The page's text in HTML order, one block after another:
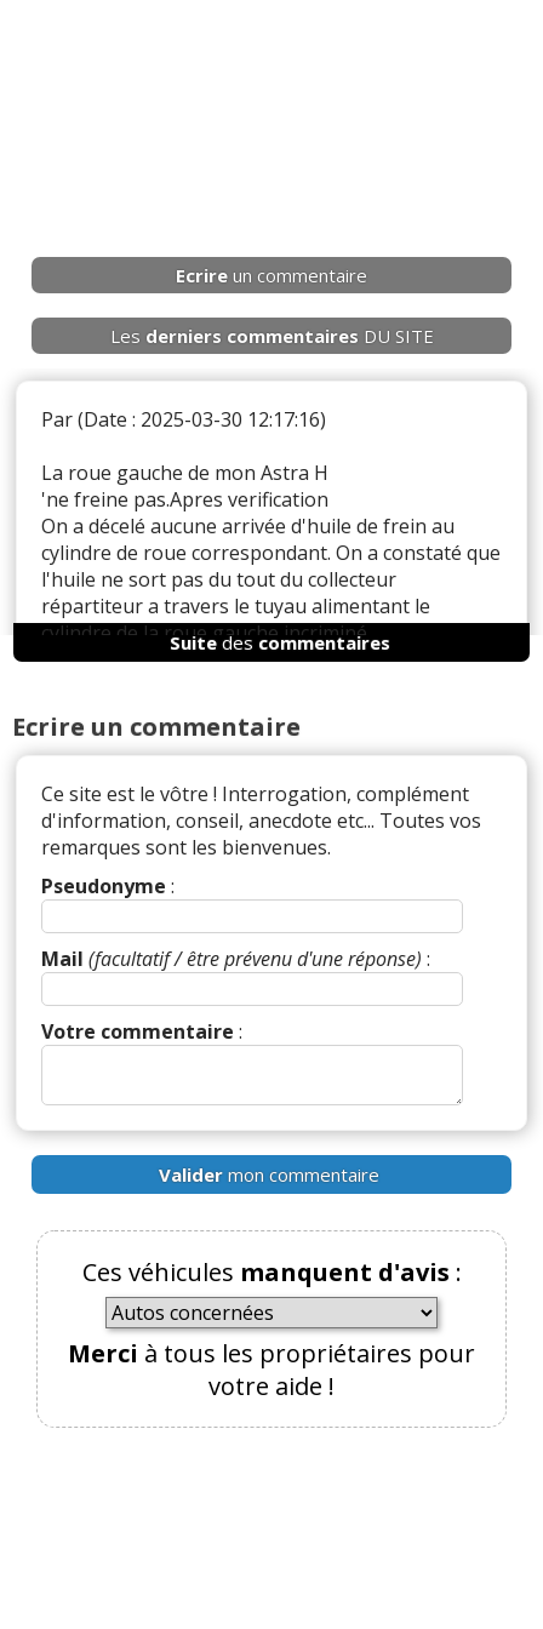
Ecrire un commentaire
Les derniers commentaires DU SITE
Par(Date : 2025-03-30 12:17:16)
La roue gauche de mon Astra H
'ne freine pas.Apres verification
On a décelé aucune arrivée d'huile de frein au
cylindre de roue correspondant. On a constaté que
l'huile ne sort pas du tout du collecteur
répartiteur a travers le tuyau alimentant le
cylindre de la roue gauche incriminé
Il y a1réaction(s) sur ce commentaire :
ParAdmin
ADMINISTRATEUR DU SITE
(2025-04-01 17:14:22) : Donc boîtier ABS HS ?
D'abord une bonne purge pour être certain.
A dénoncer sur la fiche fiabilité de votre Astra, et
ainsi voir si c'est un problème courant.
(Votre post sera visible sous le commentaire)
ParBellobis(Date : 2023-03-21 21:47:49)
collonettes ? Merci
Il y a4réaction(s) sur ce commentaire :
Suitedes commentaires
Ecrire un commentaire
Ce site est le vôtre ! Interrogation, complément
d'information, conseil, anecdote etc... Toutes vos
remarques sont les bienvenues.
Pseudonyme :
Mail (facultatif / être prévenu d'une réponse) :
Votre commentaire :
Validermon commentaire
Ces véhicules manquent d'avis :
Merci à tous les propriétaires pour
votre aide !